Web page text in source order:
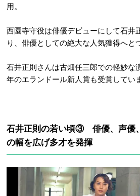
用。
西園寺守役は俳優デビューにして石井
り、俳優としての絶大な人気獲得へと
石井正則さんは古畑任三郎での軽妙な
年のエランドール新人賞も受賞してい
石井正則の若い頃③ 俳優、声優
の幅を広げ多才を発揮